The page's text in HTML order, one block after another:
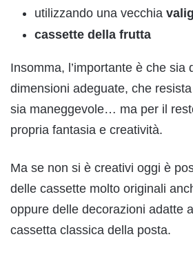
utilizzando una vecchia
cassette della frutta
Insomma, l’importante è che sia
dimensioni adeguate, che
sia maneggevole… ma per il
propria fantasia e creatività.
Ma se non si è creativi oggi è
delle cassette molto originali
oppure delle decorazioni adatte
cassetta classica della posta.